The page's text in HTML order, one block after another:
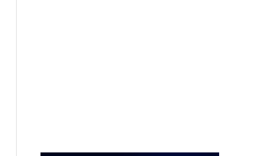
융주 낙폭 커
59㎡ 18억원대
울시 '정책 엇박자'
·가스주 올랐지만 빈그룹이 상쇄